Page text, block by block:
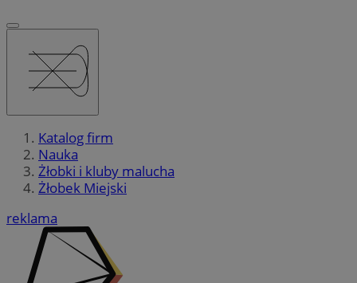
Katalog firm
Nauka
Żłobki i kluby malucha
Żłobek Miejski
reklama